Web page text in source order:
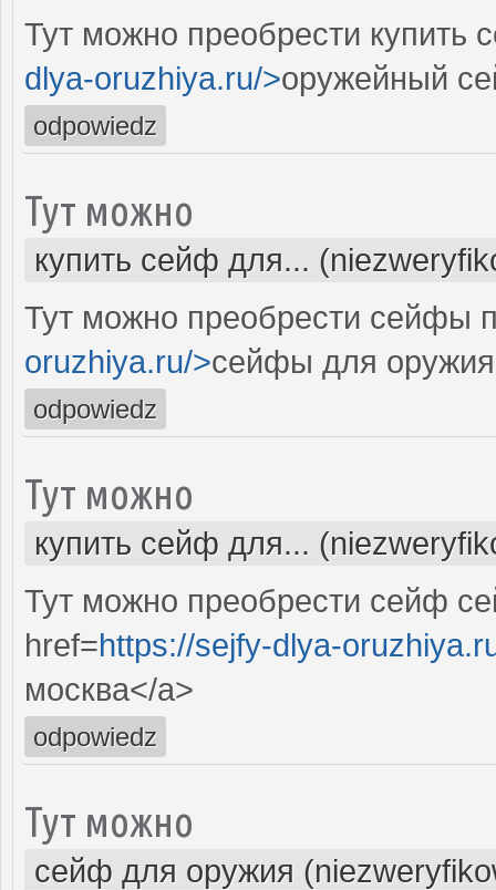
Тут можно преобрести купить
dlya-oruzhiya.ru/>оружейный
odpowiedz
Тут можно
купить сейф для...
Тут можно преобрести сейфы
oruzhiya.ru/>сейфы для
odpowiedz
Тут можно
купить сейф для...
Тут можно преобрести сейф
href=https://sejfy-dlya-
москва</a>
odpowiedz
Тут можно
сейф для оружия